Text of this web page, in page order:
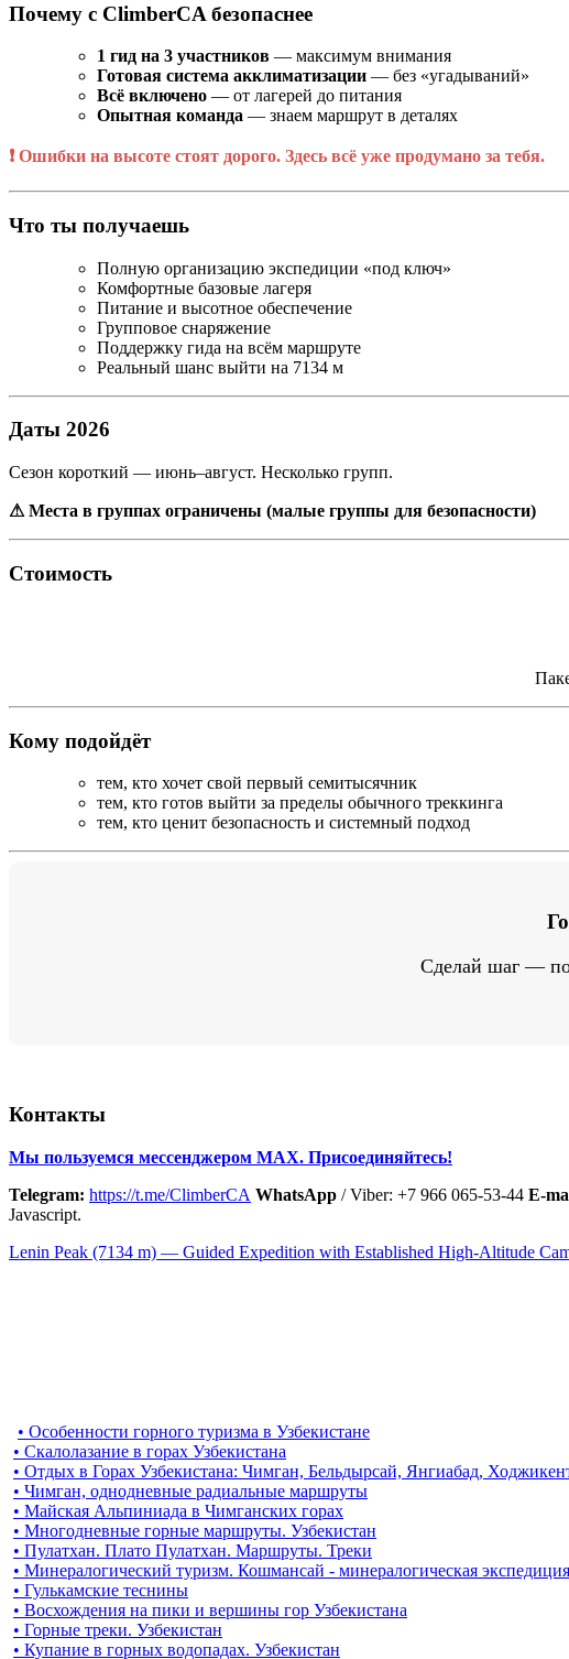
Почему с ClimberCA безопаснее
1 гид на 3 участников — максимум внимания
Готовая система акклиматизации — без «угадываний»
Всё включено — от лагерей до питания
Опытная команда — знаем маршрут в деталях
❗ Ошибки на высоте стоят дорого. Здесь всё уже продумано за тебя.
Что ты получаешь
Полную организацию экспедиции «под ключ»
Комфортные базовые лагеря
Питание и высотное обеспечение
Групповое снаряжение
Поддержку гида на всём маршруте
Реальный шанс выйти на 7134 м
Даты 2026
Сезон короткий — июнь–август. Несколько групп.
⚠ Места в группах ограничены (малые группы для безопасности)
Стоимость
Кому подойдёт
тем, кто хочет свой первый семитысячник
тем, кто готов выйти за пределы обычного треккинга
тем, кто ценит безопасность и системный подход
Сделай шаг —
Контакты
Мы пользуемся мессенджером MAX. Присоединяйтесь!
Telegram: https://t.me/ClimberCA WhatsApp / Viber: +7 966 065-53-44 E-
Javascript.
Lenin Peak (7134 m) — Guided Expedition with Established High-Altitude
• Особенности горного туризма в Узбекистане
• Скалолазание в горах Узбекистана
• Отдых в Горах Узбекистана: Чимган, Бельдырсай, Янгиабад,
• Чимган, однодневные радиальные маршруты
• Майская Альпиниада в Чимганских горах
• Многодневные горные маршруты. Узбекистан
• Пулатхан. Плато Пулатхан. Маршруты. Треки
• Минералогический туризм. Кошмансай - минералогическая экспедиция
• Гулькамские теснины
• Восхождения на пики и вершины гор Узбекистана
• Горные треки. Узбекистан
• Купание в горных водопадах. Узбекистан